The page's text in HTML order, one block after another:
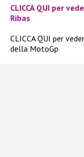
CLICCA QUI per
Ribas
CLICCA QUI per
della MotoGp